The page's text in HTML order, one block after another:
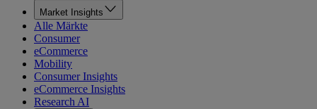
Market Insights
Alle Märkte
Consumer
eCommerce
Mobility
Consumer Insights
eCommerce Insights
Research AI